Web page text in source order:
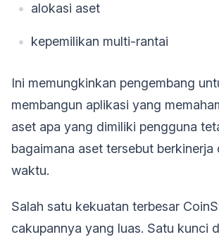
alokasi aset
kepemilikan multi-rantai
Ini memungkinkan pengembang
membangun aplikasi yang
aset apa yang dimiliki pengguna
bagaimana aset tersebut
waktu.
Salah satu kekuatan terbesar
cakupannya yang luas. Satu kunci